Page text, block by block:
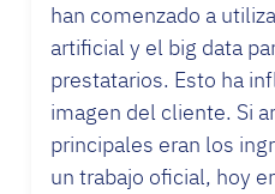
han comenzado a
artificial y el big data
prestatarios. Esto ha
imagen del cliente. Si
principales eran los
un trabajo oficial, hoy